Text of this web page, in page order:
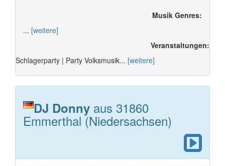
Musik Genres:
... [weitere]
Veranstaltungen:
Schlagerparty | Party Volksmusik... [weitere]
DJ Donny aus 31860
Emmerthal (Niedersachsen)